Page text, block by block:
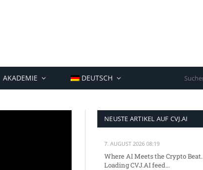
AKADEMIE DEUTSCH
NEUSTE ARTIKEL AUF CVJ.AI
7. AUGUST 2026 08:19
Where AI Meets the Crypto Beat.
Loading CVJ.AI feed...